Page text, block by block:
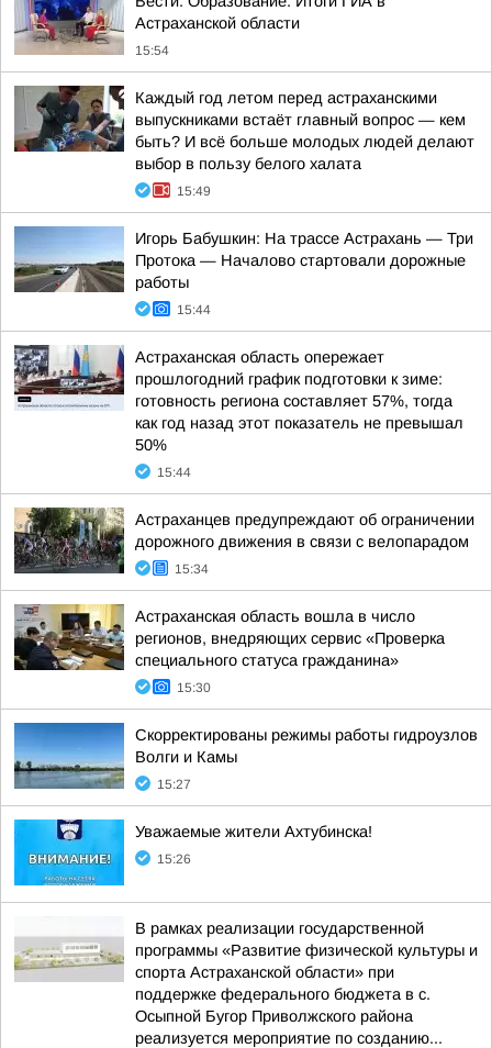
Астраханской области
15:54
Каждый год летом перед астраханскими
выпускниками встаёт главный вопрос — кем
быть? И всё больше молодых людей делают
выбор в пользу белого халата
15:49
Игорь Бабушкин: На трассе Астрахань — Три
Протока — Началово стартовали дорожные
работы
15:44
Астраханская область опережает
прошлогодний график подготовки к зиме:
готовность региона составляет 57%, тогда
как год назад этот показатель не превышал
50%
15:44
Астраханцев предупреждают об ограничении
дорожного движения в связи с велопарадом
15:34
Астраханская область вошла в число
регионов, внедряющих сервис «Проверка
специального статуса гражданина»
15:30
Скорректированы режимы работы гидроузлов
Волги и Камы
15:27
Уважаемые жители Ахтубинска!
15:26
В рамках реализации государственной
программы «Развитие физической культуры и
спорта Астраханской области» при
поддержке федерального бюджета в с.
Осыпной Бугор Приволжского района
реализуется мероприятие по созданию...